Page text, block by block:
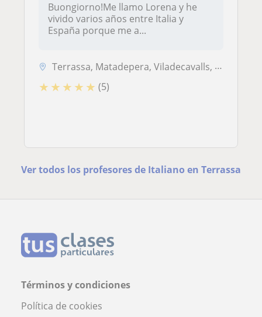
Buongiorno!Me llamo Lorena y he
vivido varios años entre Italia y
España porque me a...
Terrassa, Matadepera, Viladecavalls, Barberà del Vallès, Badia del Val...
★ ★ ★ ★ ★ (5)
Ver todos los profesores de Italiano en Terrassa
Términos y condiciones
Política de cookies